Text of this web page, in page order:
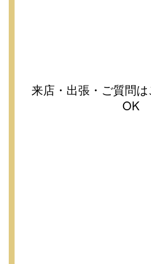
来店・出張・ご質問
OK